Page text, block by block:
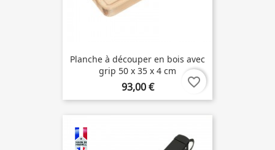
Planche à découper en bois avec
grip 50 x 35 x 4 cm
93,00 € favorite_border